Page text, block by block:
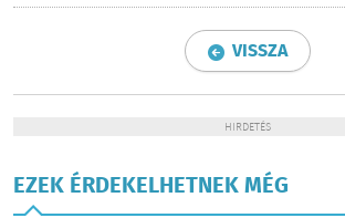
VISSZA
HIRDETÉS
EZEK ÉRDEKELHETNEK MÉG